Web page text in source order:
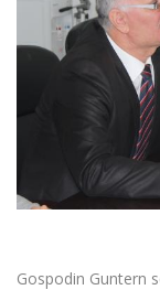
Gospodin Guntern